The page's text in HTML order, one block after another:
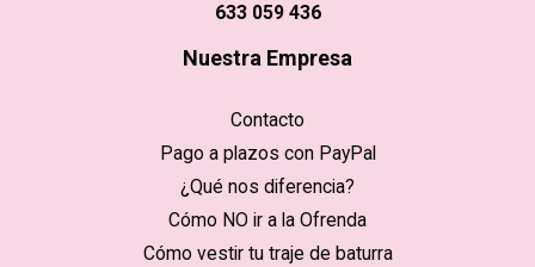
633 059 436
Nuestra Empresa
Contacto
Pago a plazos con PayPal
¿Qué nos diferencia?
Cómo NO ir a la Ofrenda
Cómo vestir tu traje de baturra